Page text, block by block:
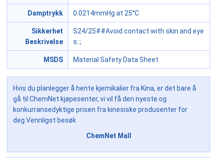
Damptrykk 0.0214mmHg at 25°C
Sikkerhet
Beskrivelse
S24/25##Avoid contact with skin and eye
s. :;
MSDS Material Safety Data Sheet
Hvis du planlegger å hente kjemikalier fra Kina, er det bare å
gå til ChemNet kjøpesenter, vi vil få den nyeste og
konkurransedyktige prisen fra kinesiske produsenter for
deg.Vennligst besøk
ChemNet Mall